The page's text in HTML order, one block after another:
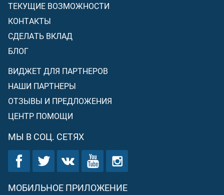
ТЕКУЩИЕ ВОЗМОЖНОСТИ
КОНТАКТЫ
СДЕЛАТЬ ВКЛАД
БЛОГ
ВИДЖЕТ ДЛЯ ПАРТНЕРОВ
НАШИ ПАРТНЕРЫ
ОТЗЫВЫ И ПРЕДЛОЖЕНИЯ
ЦЕНТР ПОМОЩИ
МЫ В СОЦ. СЕТЯХ
МОБИЛЬНОЕ ПРИЛОЖЕНИЕ